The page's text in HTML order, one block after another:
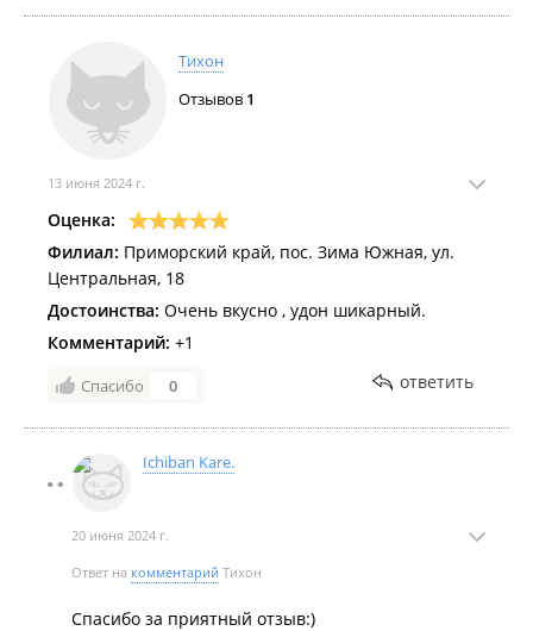
Тихон
Отзывов 1
13 июня 2024 г.
Оценка:
Филиал: Приморский край, пос. Зима Южная, ул.
Центральная, 18
Достоинства: Очень вкусно , удон шикарный.
Комментарий: +1
Спасибо 0 ответить
Ichiban Kare.
20 июня 2024 г.
Ответ на комментарий Тихон
Спасибо за приятный отзыв:)